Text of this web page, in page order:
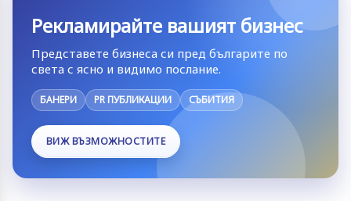
Рекламирайте вашият бизнес
Представете бизнеса си пред българите по
света с ясно и видимо послание.
БАНЕРИ PR ПУБЛИКАЦИИ СЪБИТИЯ
ВИЖ ВЪЗМОЖНОСТИТЕ